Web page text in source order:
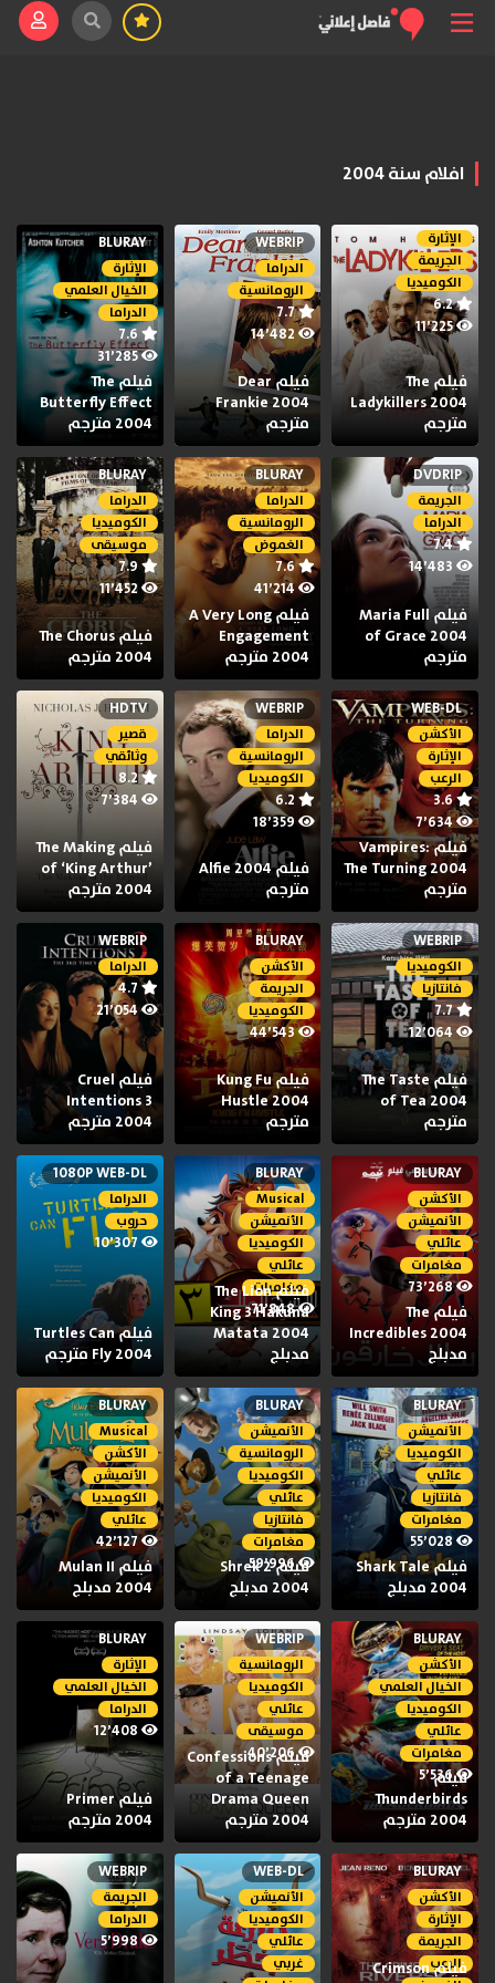
افلام سنة 2004
الإثارة
الجريمة
الكوميديا
6.2
11٬225
فيلم The
Ladykillers 2004
مترجم
WEBRIP
الدراما
الرومانسية
7.7
14٬482
فيلم Dear
Frankie 2004
مترجم
BLURAY
الإثارة
الخيال العلمي
الدراما
31٬285
فيلم The
Butterfly Effect
2004 مترجم
DVDRIP
الجريمة
الدراما
7.4
فيلم Maria Full
of Grace 2004
مترجم
BLURAY
الدراما
الرومانسية
الغموض
7.6
41٬214
فيلم A Very Long
Engagement
2004 مترجم
BLURAY
الدراما
الكوميديا
موسيقى
11٬452
فيلم The Chorus
2004 مترجم
WEB-DL
الأكشن
الإثارة
الرعب
3.6
7٬634
فيلم Vampires:
The Turning 2004
مترجم
WEBRIP
الدراما
الرومانسية
الكوميديا
6.2
18٬359
فيلم Alfie 2004
مترجم
HDTV
قصير
وثائقي
8.2
فيلم The Making
of ‘King Arthur’
2004 مترجم
WEBRIP
الكوميديا
فانتازيا
7.7
فيلم The Taste
of Tea 2004
مترجم
BLURAY
الأكشن
الجريمة
الكوميديا
44٬543
فيلم Kung Fu
Hustle 2004
مترجم
WEBRIP
الدراما
4.7
21٬054
فيلم Cruel
Intentions 3
2004 مترجم
BLURAY
الأكشن
الأنميشن
عائلي
مغامرات
73٬268
فيلم The
Incredibles 2004
مدبلج
BLURAY
Musical
الأنميشن
الكوميديا
عائلي
مغامرات
71٬848
فيلم The Lion
King 3 Hakuna
Matata 2004
مدبلج
1080P WEB-DL
الدراما
حروب
فيلم Turtles Can
Fly 2004 مترجم
BLURAY
الأنميشن
الكوميديا
عائلي
فانتازيا
مغامرات
فيلم Shark Tale
2004 مدبلج
BLURAY
الأنميشن
الرومانسية
الكوميديا
عائلي
فانتازيا
مغامرات
59٬996
فيلم Shrek 2
2004 مدبلج
BLURAY
Musical
الأكشن
الأنميشن
الكوميديا
عائلي
42٬127
فيلم Mulan II
2004 مدبلج
BLURAY
الأكشن
الخيال العلمي
الكوميديا
عائلي
مغامرات
5٬536
فيلم
Thunderbirds
2004 مترجم
WEBRIP
الرومانسية
الكوميديا
عائلي
موسيقى
40٬206
فيلم Confessions
of a Teenage
Drama Queen
2004 مترجم
BLURAY
الإثارة
الخيال العلمي
الدراما
فيلم Primer
2004 مترجم
BLURAY
الأكشن
الإثارة
الجريمة
الرعبفيلم Crimson
WEB-DL
الأنميشن
الكوميديا
عائلي
غربي
WEBRIP
الجريمة
الدراما
5٬998